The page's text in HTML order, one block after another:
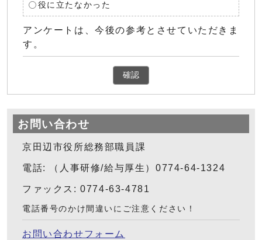
役に立たなかった
アンケートは、今後の参考とさせていただきま
す。
確認
お問い合わせ
京田辺市役所総務部職員課
電話: （人事研修/給与厚生）0774-64-1324
ファックス: 0774-63-4781
電話番号のかけ間違いにご注意ください！
お問い合わせフォーム